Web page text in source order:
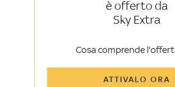
è offerto da
Sky Extra
Cosa comprende
Sky TG24 Insider
ATTIVALO ORA